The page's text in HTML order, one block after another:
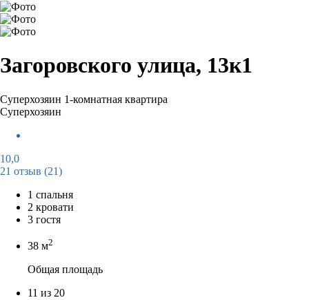
Загоровского улица, 13к1
Суперхозяин 1-комнатная квартира
Суперхозяин
10,0
21 отзыв (21)
1 спальня
2 кровати
3 гостя
38 м2
Общая площадь
11 из 20